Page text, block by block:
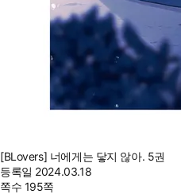
[BLovers] 너에게는 닿지 않아. 5권
등록일 2024.03.18
쪽수 195쪽